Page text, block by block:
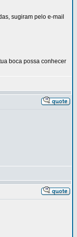
sugiram pelo e-mail
boca possa conhecer